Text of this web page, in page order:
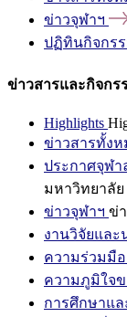
ข่าวจุฬาฯ
ปฏิทินกิจกร
ข่าวสารและกิจกร
Highlights
ข่าวสารทั้ง
ประกาศจุฬ
มหาวิทยาลัย
ข่าวจุฬาฯ ข่
งานวิจัยและ
ความร่วมมือ
ความภูมิใจ
การศึกษาแ